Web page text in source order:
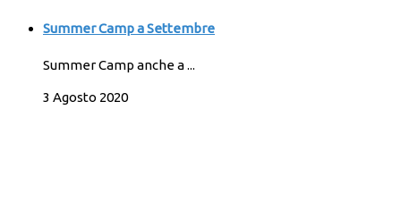
Summer Camp a Settembre
Summer Camp anche a ...
3 Agosto 2020